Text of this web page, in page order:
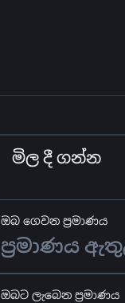
මිල දී ගන්න
ඔබ ගෙවන ප්‍රමාණය
ඔබට ලැබෙන ප්‍රමාණය